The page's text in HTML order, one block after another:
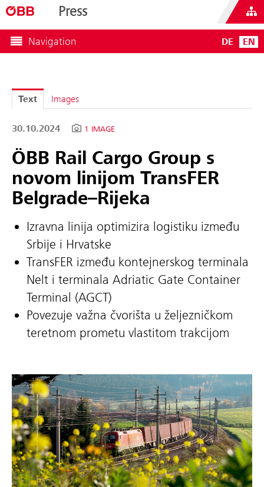
Press
Navigation DE EN
Text Images
30.10.2024 1 IMAGE
ÖBB Rail Cargo Group s
novom linijom TransFER
Belgrade–Rijeka
Izravna linija optimizira logistiku između
Srbije i Hrvatske
TransFER između kontejnerskog terminala
Nelt i terminala Adriatic Gate Container
Terminal (AGCT)
Povezuje važna čvorišta u željezničkom
teretnom prometu vlastitom trakcijom